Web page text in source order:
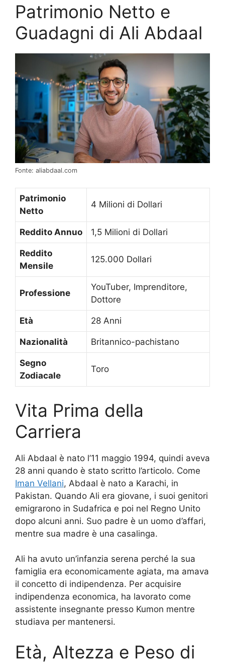
Patrimonio Netto e
Guadagni di Ali Abdaal
Fonte: aliabdaal.com
Patrimonio
Netto
4 Milioni di Dollari
Reddito Annuo 1,5 Milioni di Dollari
Reddito
Mensile
125.000 Dollari
Professione
YouTuber, Imprenditore,
Dottore
Età 28 Anni
Nazionalità Britannico-pachistano
Segno
Zodiacale
Toro
Vita Prima della
Carriera
Ali Abdaal è nato l’11 maggio 1994, quindi aveva
28 anni quando è stato scritto l’articolo. Come
Iman Vellani, Abdaal è nato a Karachi, in
Pakistan. Quando Ali era giovane, i suoi genitori
emigrarono in Sudafrica e poi nel Regno Unito
dopo alcuni anni. Suo padre è un uomo d’affari,
mentre sua madre è una casalinga.
Ali ha avuto un’infanzia serena perché la sua
famiglia era economicamente agiata, ma amava
il concetto di indipendenza. Per acquisire
indipendenza economica, ha lavorato come
assistente insegnante presso Kumon mentre
studiava per mantenersi.
Età, Altezza e Peso di